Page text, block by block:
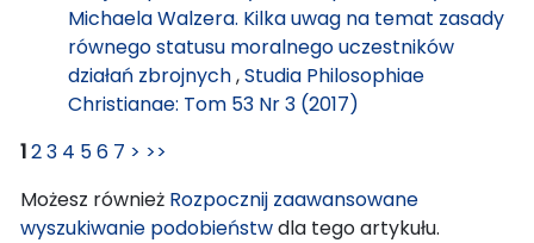
Michaela Walzera. Kilka uwag na temat zasady
równego statusu moralnego uczestników
działań zbrojnych,Studia Philosophiae
Christianae: Tom 53 Nr 3 (2017)
123 4 56 7 > >>
Możesz również Rozpocznij zaawansowane
wyszukiwanie podobieństwdla tego artykułu.